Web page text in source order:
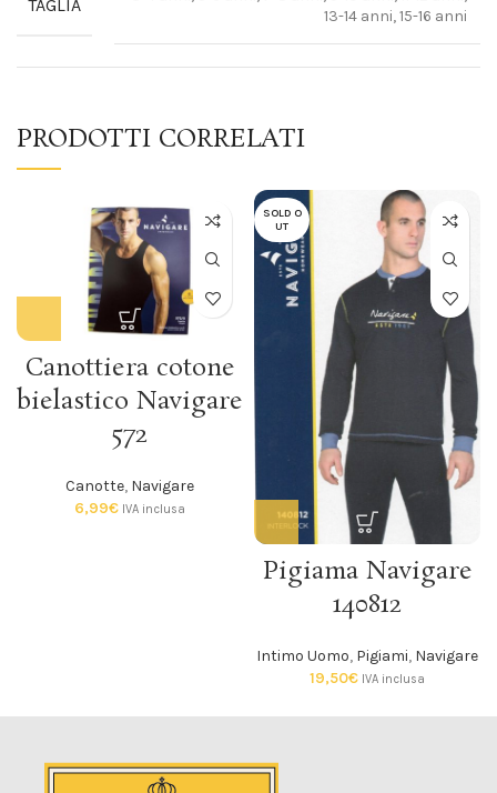
TAGLIA
13-14 anni, 15-16 anni
PRODOTTI CORRELATI
Canottiera cotone
bielastico Navigare
572
Canotte, Navigare
6,99€ IVA inclusa
SOLD O
UT
Pigiama Navigare
140812
Intimo Uomo, Pigiami, Navigare
19,50€ IVA inclusa